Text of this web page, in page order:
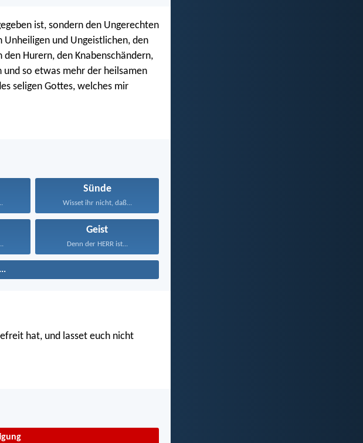
ist, sondern den Ungerechten
Unheiligen und Ungeistlichen, den
Hurern, den Knabenschändern,
so etwas mehr der heilsamen
seligen Gottes, welches mir
Sünde
Wisset ihr nicht, daß...
Geist
Denn der HERR ist...
hat, und lasset euch nicht